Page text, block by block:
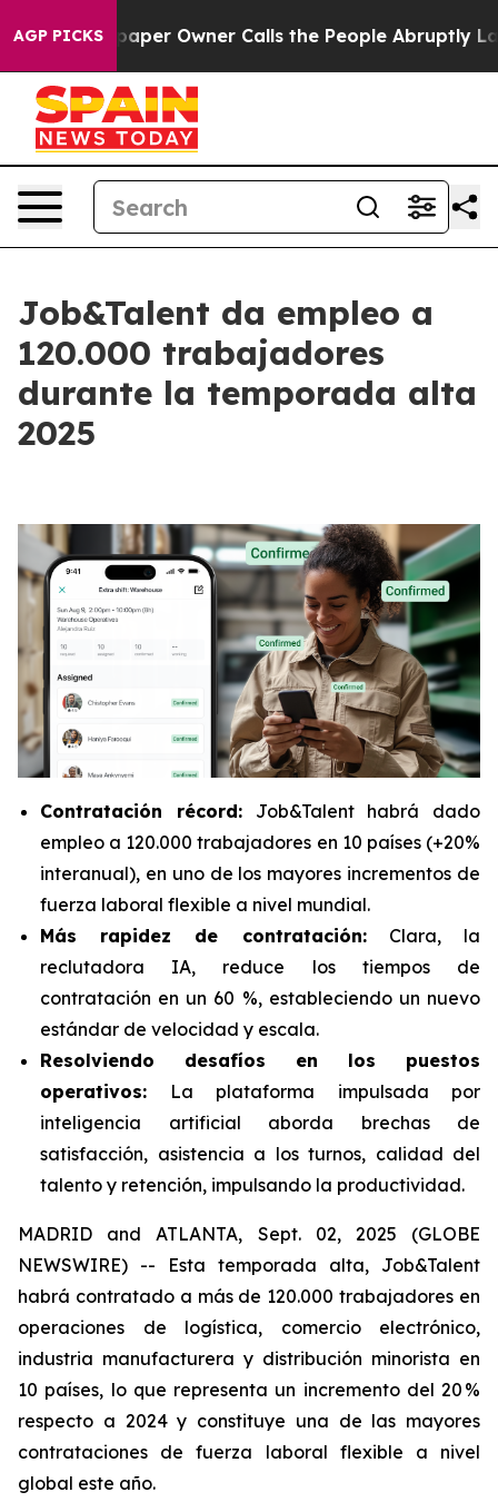
AGP PICKS Owner Calls the People Abruptly Laid off
Job&Talent da empleo a
120.000 trabajadores
durante la temporada alta
2025
Contratación récord:Job&Talent habrá dado
empleo a 120.000 trabajadores en 10 países (+20%
interanual), en uno de los mayores incrementos de
fuerza laboral flexible a nivel mundial.
Más rapidez de contratación:Clara, la
reclutadora IA, reduce los tiempos de
contratación en un 60 %, estableciendo un nuevo
estándar de velocidad y escala.
Resolviendo desafíos en los puestos
operativos: La plataforma impulsada por
inteligencia artificial aborda brechas de
satisfacción, asistencia a los turnos, calidad del
talento y retención, impulsando la productividad.
MADRID and ATLANTA, Sept. 02, 2025 (GLOBE
NEWSWIRE) -- Esta temporada alta, Job&Talent
habrá contratado a más de 120.000 trabajadores en
operaciones de logística, comercio electrónico,
industria manufacturera y distribución minorista en
10 países, lo que representa un incremento del 20 %
respecto a 2024 y constituye una de las mayores
contrataciones de fuerza laboral flexible a nivel
global este año.